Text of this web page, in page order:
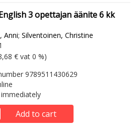
3 opettajan äänite 6 kk
Anni; Silventoinen, Christine
hinta
vat€ vat 0 %)
9789511430629
Add to cart